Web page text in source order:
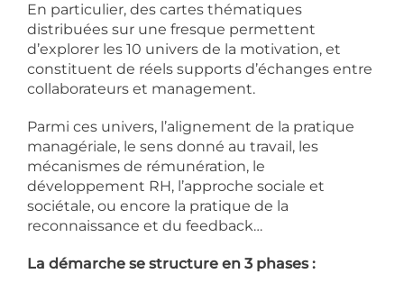
En particulier, des cartes thématiques
distribuées sur une fresque permettent
d’explorer les 10 univers de la motivation, et
constituent de réels supports d’échanges entre
collaborateurs et management.
Parmi ces univers, l’alignement de la pratique
managériale, le sens donné au travail, les
mécanismes de rémunération, le
développement RH, l’approche sociale et
sociétale, ou encore la pratique de la
reconnaissance et du feedback…
La démarche se structure en 3 phases :